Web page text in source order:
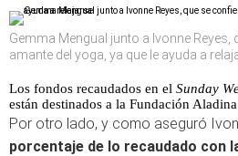
Gemma Mengual junto a Ivonne Reyes,
amante del yoga, ya que le ayuda a
Los fondos recaudados en el Sunday
están destinados a la Fundación Aladina
Por otro lado, y como aseguró
porcentaje de lo recaudado con